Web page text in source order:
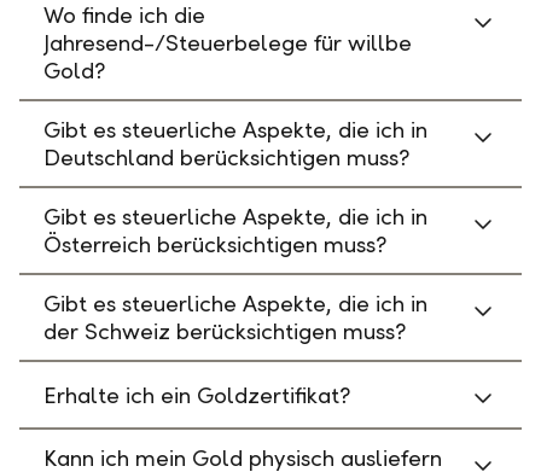
Wo finde ich die
Jahresend-/Steuerbelege für willbe
Gold?
Gibt es steuerliche Aspekte, die ich in
Deutschland berücksichtigen muss?
Gibt es steuerliche Aspekte, die ich in
Österreich berücksichtigen muss?
Gibt es steuerliche Aspekte, die ich in
der Schweiz berücksichtigen muss?
Erhalte ich ein Goldzertifikat?
Kann ich mein Gold physisch ausliefern